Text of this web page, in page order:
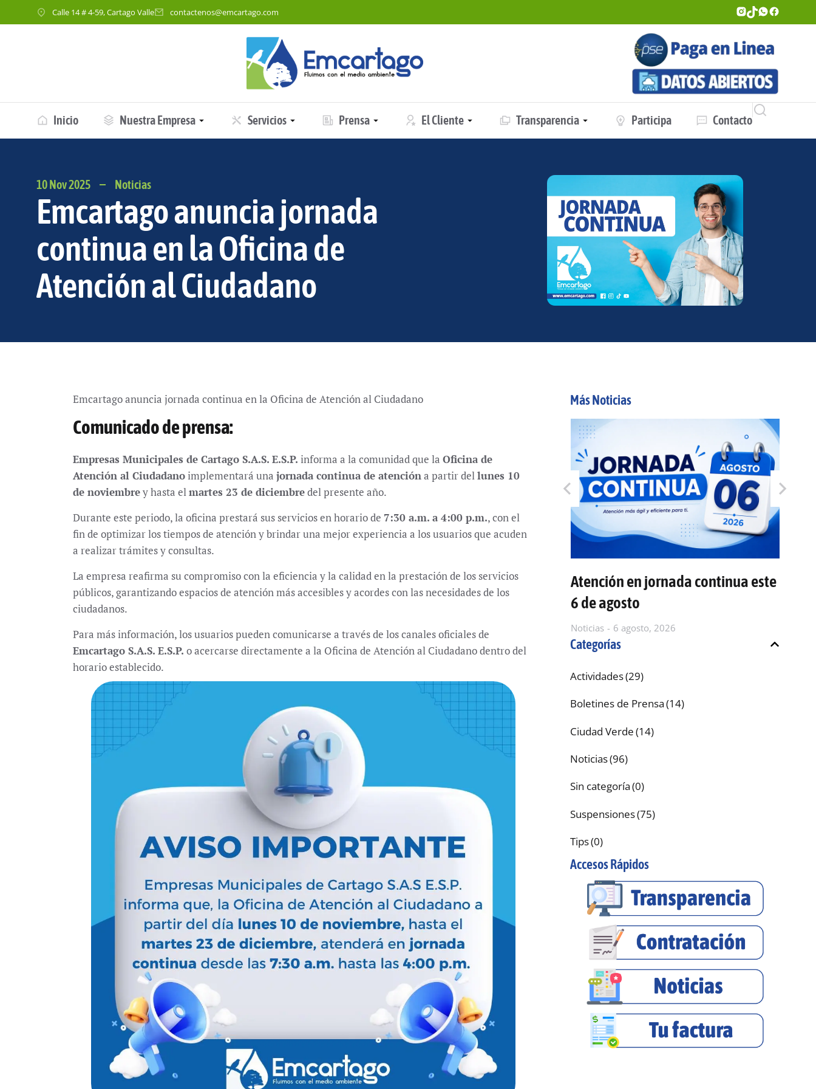
Calle 14 # 4-59, Cartago Valle contactenos@emcartago.com
Inicio Nuestra Empresa Servicios Prensa El Cliente Transparencia Participa Contacto
10 Nov 2025 Noticias
Emcartago anuncia jornada
continua en la Oficina de
Atención al Ciudadano
Emcartago anuncia jornada continua en la Oficina de Atención al Ciudadano
Comunicado de prensa:
Empresas Municipales de Cartago S.A.S. E.S.P. informa a la comunidad que la Oficina de
Atención al Ciudadanoimplementará una jornada continua de atencióna partir dellunes 10
de noviembrey hasta elmartes 23 de diciembredel presente año.
Durante este periodo, la oficina prestará sus servicios en horario de 7:30 a.m. a 4:00 p.m., con el
fin de optimizar los tiempos de atención y brindar una mejor experiencia a los usuarios que acuden
a realizar trámites y consultas.
La empresa reafirma su compromiso con la eficiencia y la calidad en la prestación de los servicios
públicos, garantizando espacios de atención más accesibles y acordes con las necesidades de los
ciudadanos.
Para más información, los usuarios pueden comunicarse a través de los canales oficiales de
Emcartago S.A.S. E.S.P. o acercarse directamente a la Oficina de Atención al Ciudadano dentro del
horario establecido.
Más Noticias
Únete a nuestro canal de
Whatsapp
Noticias 30 julio, 2026
Aviso sobre la atención presencial
en la Oficina de Atención al
Ciudadano
Atención en jornada continua este
6 de agosto
Noticias 6 agosto, 2026
Categorías
Actividades(29)
Boletines de Prensa(14)
Ciudad Verde(14)
Noticias(96)
Sin categoría(0)
Suspensiones(75)
Tips(0)
Accesos Rápidos